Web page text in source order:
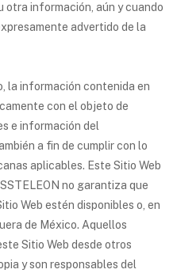
otra información, aún y cuando
advertido de la
la información contenida en
con el objeto de
e información del
a fin de cumplir con lo
aplicables. Este Sitio Web
no garantiza que
Web estén disponibles o, en
de México. Aquellos
Sitio Web desde otros
y son responsables del